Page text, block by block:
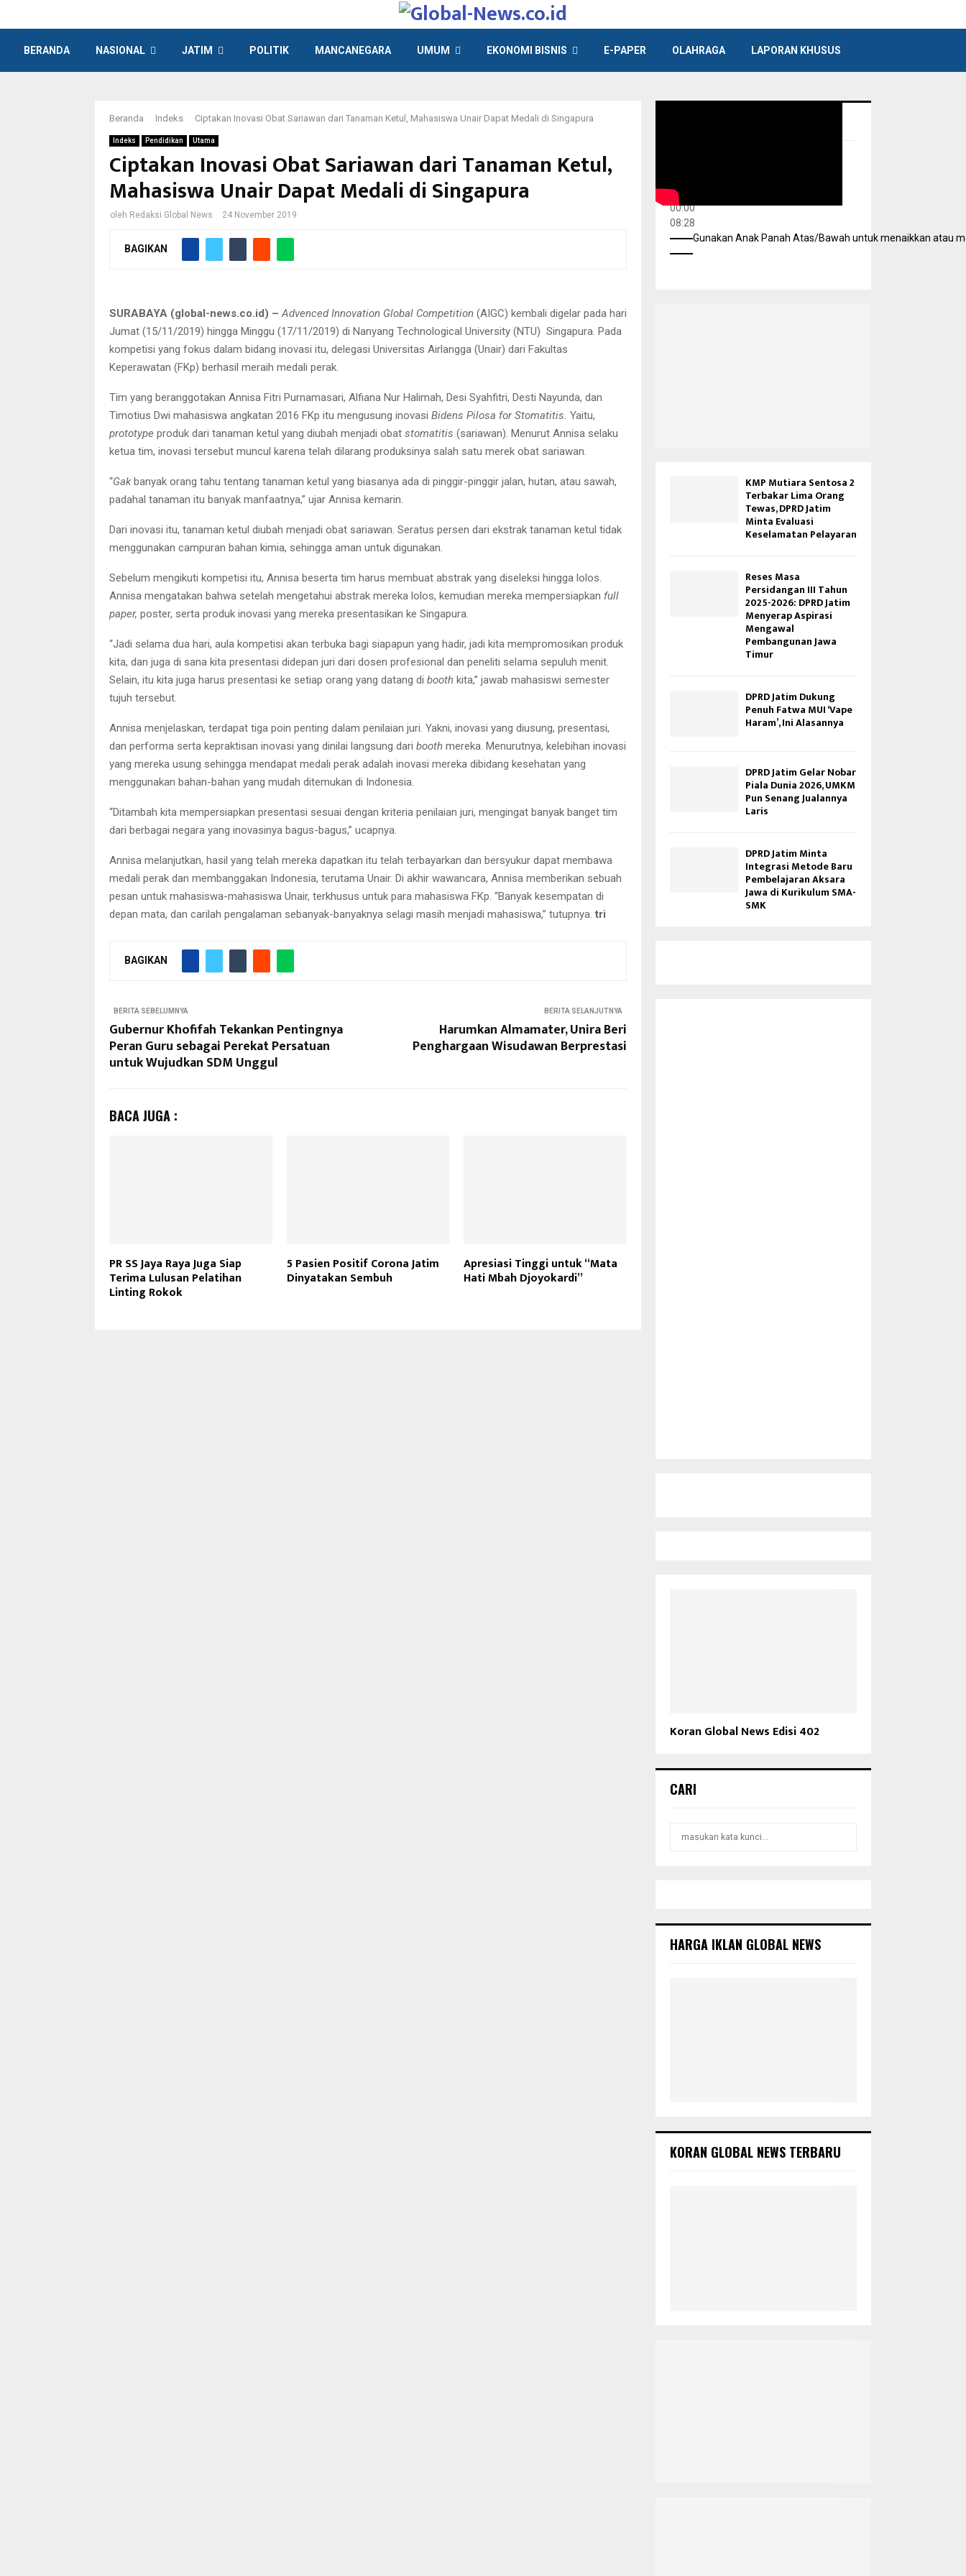
BERANDA NASIONAL JATIM POLITIK MANCANEGARA UMUM EKONOMI BISNIS E-PAPER OLAHRAGA LAPORAN KHUSUS
Beranda Indeks Ciptakan Inovasi Obat Sariawan dari Tanaman Ketul, Mahasiswa Unair Dapat Medali di Singapura
Indeks Pendidikan Utama
Ciptakan Inovasi Obat Sariawan dari Tanaman Ketul,
Mahasiswa Unair Dapat Medali di Singapura
oleh Redaksi Global News 24 November 2019
BAGIKAN
SURABAYA (global-news.co.id) – Advenced Innovation Global Competition (AIGC) kembali digelar pada hari
Jumat (15/11/2019) hingga Minggu (17/11/2019) di Nanyang Technological University (NTU) Singapura. Pada
kompetisi yang fokus dalam bidang inovasi itu, delegasi Universitas Airlangga (Unair) dari Fakultas
Keperawatan (FKp) berhasil meraih medali perak.
Tim yang beranggotakan Annisa Fitri Purnamasari, Alfiana Nur Halimah, Desi Syahfitri, Desti Nayunda, dan
Timotius Dwi mahasiswa angkatan 2016 FKp itu mengusung inovasi Bidens Pilosa for Stomatitis. Yaitu,
prototype produk dari tanaman ketul yang diubah menjadi obat stomatitis (sariawan). Menurut Annisa selaku
ketua tim, inovasi tersebut muncul karena telah dilarang produksinya salah satu merek obat sariawan.
“Gakbanyak orang tahu tentang tanaman ketul yang biasanya ada di pinggir-pinggir jalan, hutan, atau sawah,
padahal tanaman itu banyak manfaatnya,” ujar Annisa kemarin.
Dari inovasi itu, tanaman ketul diubah menjadi obat sariawan. Seratus persen dari ekstrak tanaman ketul tidak
menggunakan campuran bahan kimia, sehingga aman untuk digunakan.
Sebelum mengikuti kompetisi itu, Annisa beserta tim harus membuat abstrak yang diseleksi hingga lolos.
Annisa mengatakan bahwa setelah mengetahui abstrak mereka lolos, kemudian mereka mempersiapkan full
paper, poster, serta produk inovasi yang mereka presentasikan ke Singapura.
“Jadi selama dua hari, aula kompetisi akan terbuka bagi siapapun yang hadir, jadi kita mempromosikan produk
kita, dan juga di sana kita presentasi didepan juri dari dosen profesional dan peneliti selama sepuluh menit.
Selain, itu kita juga harus presentasi ke setiap orang yang datang di booth kita,” jawab mahasiswi semester
tujuh tersebut.
Annisa menjelaskan, terdapat tiga poin penting dalam penilaian juri. Yakni, inovasi yang diusung, presentasi,
dan performa serta kepraktisan inovasi yang dinilai langsung dari booth mereka. Menurutnya, kelebihan inovasi
yang mereka usung sehingga mendapat medali perak adalah inovasi mereka dibidang kesehatan yang
menggunakan bahan-bahan yang mudah ditemukan di Indonesia.
“Ditambah kita mempersiapkan presentasi sesuai dengan kriteria penilaian juri, mengingat banyak banget tim
dari berbagai negara yang inovasinya bagus-bagus,” ucapnya.
Annisa melanjutkan, hasil yang telah mereka dapatkan itu telah terbayarkan dan bersyukur dapat membawa
medali perak dan membanggakan Indonesia, terutama Unair. Di akhir wawancara, Annisa memberikan sebuah
pesan untuk mahasiswa-mahasiswa Unair, terkhusus untuk para mahasiswa FKp. “Banyak kesempatan di
depan mata, dan carilah pengalaman sebanyak-banyaknya selagi masih menjadi mahasiswa,” tutupnya. tri
BAGIKAN
BERITA SEBELUMNYA
Gubernur Khofifah Tekankan Pentingnya
Peran Guru sebagai Perekat Persatuan
untuk Wujudkan SDM Unggul
BERITA SELANJUTNYA
Harumkan Almamater, Unira Beri
Penghargaan Wisudawan Berprestasi
BACA JUGA :
PR SS Jaya Raya Juga Siap
Terima Lulusan Pelatihan
Linting Rokok
5 Pasien Positif Corona Jatim
Dinyatakan Sembuh
Apresiasi Tinggi untuk “Mata
Hati Mbah Djoyokardi”
00:00
00:00
08:28
Gunakan Anak Panah Atas/Bawah untuk menaikkan atau
KMP Mutiara Sentosa 2
Terbakar Lima Orang
Tewas, DPRD Jatim
Minta Evaluasi
Keselamatan Pelayaran
Reses Masa
Persidangan III Tahun
2025-2026: DPRD Jatim
Menyerap Aspirasi
Mengawal
Pembangunan Jawa
Timur
DPRD Jatim Dukung
Penuh Fatwa MUI ‘Vape
Haram’, Ini Alasannya
DPRD Jatim Gelar Nobar
Piala Dunia 2026, UMKM
Pun Senang Jualannya
Laris
DPRD Jatim Minta
Integrasi Metode Baru
Pembelajaran Aksara
Jawa di Kurikulum SMA-
SMK
Koran Global News Edisi 402
CARI
r
R
HARGA IKLAN GLOBAL NEWS
KORAN GLOBAL NEWS TERBARU